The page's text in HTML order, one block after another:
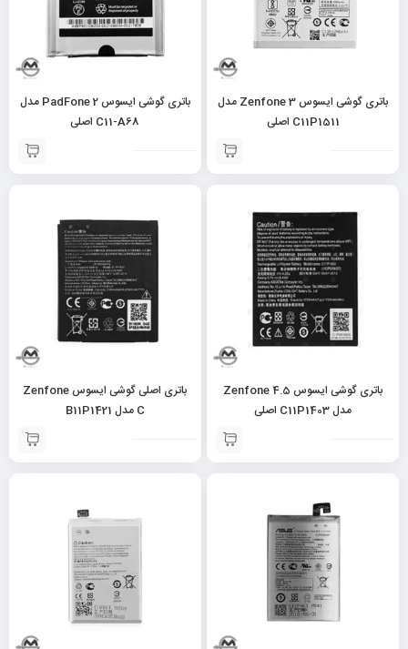
باتری گوشی ایسوس Zenfone 3 مدل
C11P1511 اصلی
باتری گوشی ایسوس PadFone 2 مدل
C11-A68 اصلی
باتری گوشی ایسوس Zenfone 4.5
مدل C11P1403 اصلی
باتری اصلی گوشی ایسوس Zenfone
C مدل B11P1421